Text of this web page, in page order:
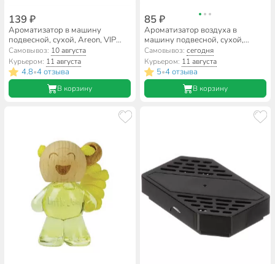
139 ₽
Ароматизатор в машину
подвесной, сухой, Areon, VIP
Vertus, 704-VIP-06
Самовывоз: 10 августа
Курьером: 11 августа
4.8•4 отзыва
В корзину
85 ₽
Ароматизатор воздуха в
машину подвесной, сухой,
Runway, Новая машина,“СПБ”,
RW6220
Самовывоз: сегодня
Курьером: 11 августа
5•4 отзыва
В корзину